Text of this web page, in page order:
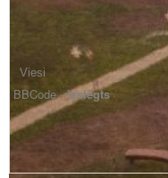
BBCode -izslēgts